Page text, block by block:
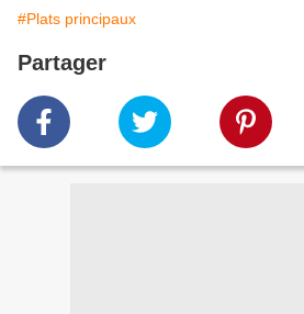
#Plats principaux
Partager